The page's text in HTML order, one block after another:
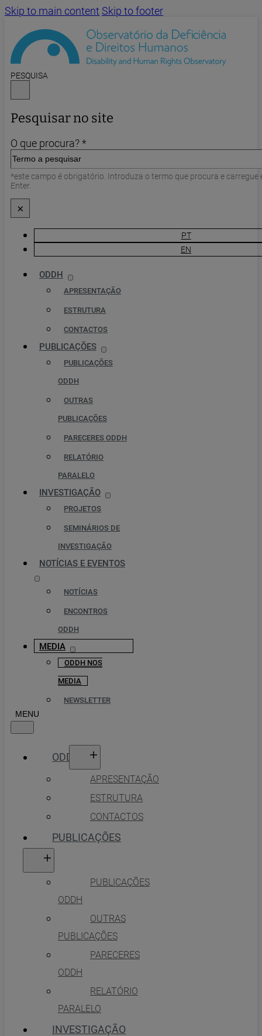
Skip to main content Skip to footer
PESQUISA
Pesquisar no site
O que procura? *
*este campo é obrigatório. Introduza o termo que procura e carregue
Enter.
×
PT
EN
ODDH
APRESENTAÇÃO
ESTRUTURA
CONTACTOS
PUBLICAÇÕES
PUBLICAÇÕES
ODDH
OUTRAS
PUBLICAÇÕES
PARECERES ODDH
RELATÓRIO
PARALELO
INVESTIGAÇÃO
PROJETOS
SEMINÁRIOS DE
INVESTIGAÇÃO
NOTÍCIAS E EVENTOS
NOTÍCIAS
ENCONTROS
ODDH
MEDIA
ODDH NOS
MEDIA
NEWSLETTER
ODDH
APRESENTAÇÃO
ESTRUTURA
CONTACTOS
PUBLICAÇÕES
PUBLICAÇÕES
ODDH
OUTRAS
PUBLICAÇÕES
PARECERES
ODDH
RELATÓRIO
PARALELO
INVESTIGAÇÃO